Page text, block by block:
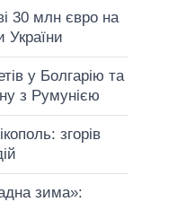
30 млн євро на
України
у Болгарію та
з Румунією
згорів
зима»: